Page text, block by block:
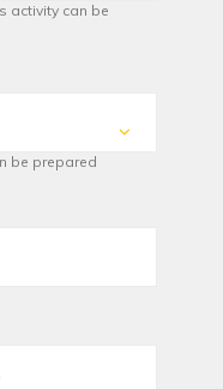
activity can be
be prepared